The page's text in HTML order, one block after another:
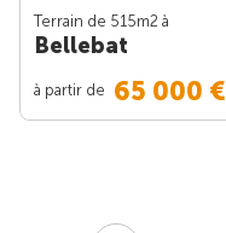
Terrain de 515m2 à
Bellebat
à partir de 65 000 €